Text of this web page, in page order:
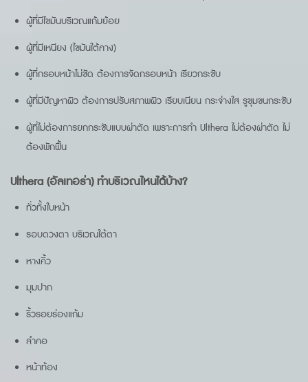
ผู้ที่มีไขมันบริเวณแก้มย้อย
ผู้ที่มีเหนียง (ไขมันใต้คาง)
ผู้ที่กรอบหน้าไม่ชัด ต้องการจัดกรอบหน้า เรียวกระชับ
ผู้ที่มีปัญหาผิว ต้องการปรับสภาพผิว เรียบเนียน กระจ่างใส รูขุมขนกระชับ
ผู้ที่ไม่ต้องการยกกระชับแบบผ่าตัด เพราะการทำ Ulthera ไม่ต้องผ่าตัด ไม่
ต้องพักฟื้น
Ulthera (อัลเทอร่า) ทำบริเวณไหนได้บ้าง?
ทั่วทั้งใบหน้า
รอบดวงตา บริเวณใต้ตา
หางคิ้ว
มุมปาก
ริ้วรอยร่องแก้ม
ลำคอ
หน้าท้อง